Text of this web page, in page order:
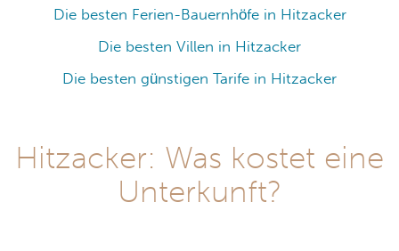
Die besten Ferien-Bauernhöfe in Hitzacker
Die besten Villen in Hitzacker
Die besten günstigen Tarife in Hitzacker
Hitzacker: Was kostet eine
Unterkunft?